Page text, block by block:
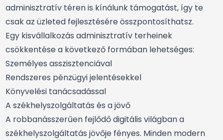
adminisztratív téren is kínálunk támogatást, így te
csak az üzleted fejlesztésére összpontosíthatsz.
Egy kisvállalkozás adminisztratív terheinek
csökkentése a következő formában lehetséges:
Személyes asszisztenciával
Rendszeres pénzügyi jelentésekkel
Könyvelési tanácsadással
A székhelyszolgáltatás és a jövő
A robbanásszerűen fejlődő digitális világban a
székhelyszolgáltatás jövője fényes. Minden modern